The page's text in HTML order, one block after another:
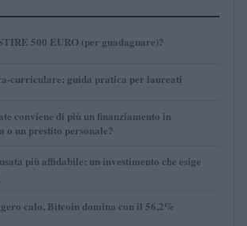
500 EURO (per guadagnare)?
curriculare: guida pratica per laureati
conviene di più un finanziamento in
o un prestito personale?
più affidabile: un investimento che esige
calo, Bitcoin domina con il 56,2%